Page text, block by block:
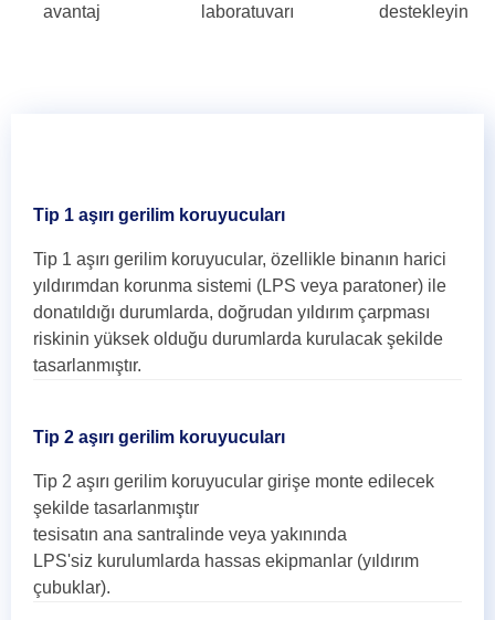
avantaj
laboratuvarı
destekleyin
Tip 1 aşırı gerilim koruyucuları
Tip 1 aşırı gerilim koruyucular, özellikle binanın harici
yıldırımdan korunma sistemi (LPS veya paratoner) ile
donatıldığı durumlarda, doğrudan yıldırım çarpması
riskinin yüksek olduğu durumlarda kurulacak şekilde
tasarlanmıştır.
Tip 2 aşırı gerilim koruyucuları
Tip 2 aşırı gerilim koruyucular girişe monte edilecek
şekilde tasarlanmıştır
tesisatın ana santralinde veya yakınında
LPS'siz kurulumlarda hassas ekipmanlar (yıldırım
çubuklar).